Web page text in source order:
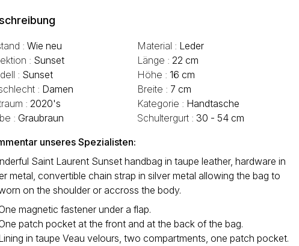
:Wie neu
: Sunset
: Sunset
: Damen
:2020's
: Graubraun
Material : Leder
Länge :22 cm
Höhe :16 cm
Breite : 7 cm
Kategorie : Handtasche
Schultergurt : 30 - 54 cm
unseres Spezialisten:
Saint Laurent Sunset handbag in taupe leather, hardware in
metal, convertible chain strap in silver metal allowing the bag to
on the shoulder or accross the body.
magnetic fastener under a flap.
patch pocket at the front and at the back of the bag.
in taupe Veau velours, two compartments, one patch pocket.